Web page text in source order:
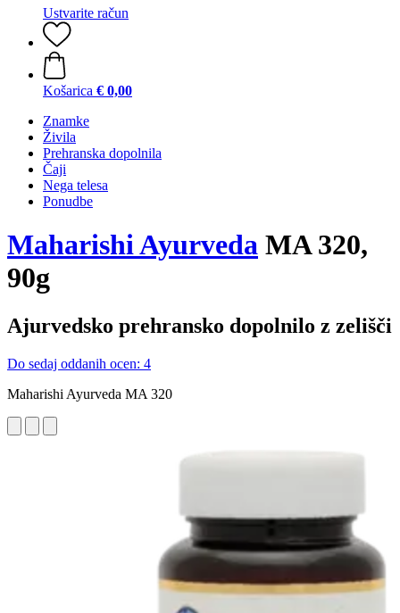
Ustvarite račun
Košarica € 0,00
Znamke
Živila
Prehranska dopolnila
Čaji
Nega telesa
Ponudbe
Maharishi Ayurveda MA 320,
90g
Ajurvedsko prehransko dopolnilo z zelišči
Do sedaj oddanih ocen: 4
Maharishi Ayurveda MA 320